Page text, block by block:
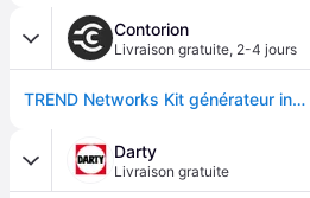
Contorion
Livraison gratuite, 2-4 jours
TREND Networks Kit générateur inductif Tone+Probe II avec récepteur
Darty
Livraison gratuite